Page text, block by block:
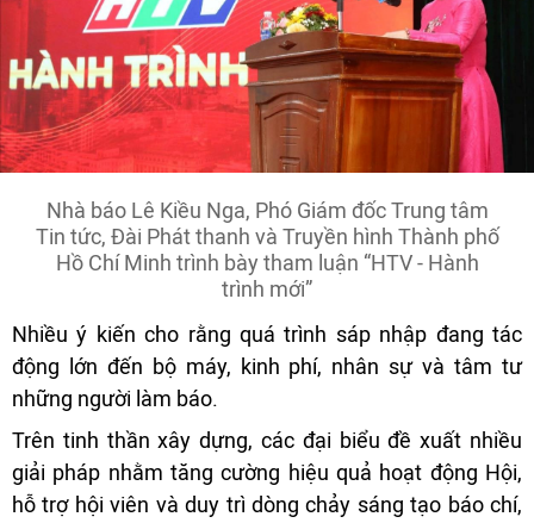
Nhà báo Lê Kiều Nga, Phó Giám đốc Trung tâm
Tin tức, Đài Phát thanh và Truyền hình Thành phố
Hồ Chí Minh trình bày tham luận “HTV - Hành
trình mới”
Nhiều ý kiến cho rằng quá trình sáp nhập đang tác
động lớn đến bộ máy, kinh phí, nhân sự và tâm tư
những người làm báo.
Trên tinh thần xây dựng, các đại biểu đề xuất nhiều
giải pháp nhằm tăng cường hiệu quả hoạt động Hội,
hỗ trợ hội viên và duy trì dòng chảy sáng tạo báo chí,